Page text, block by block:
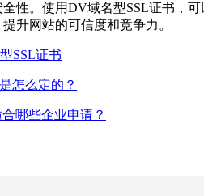
性。使用DV域名型SSL证书，
升网站的可信度和竞争力。
SSL证书
怎么定的？
哪些企业申请？